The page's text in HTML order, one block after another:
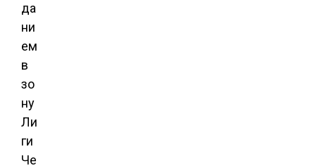
да
ни
ем
в
зо
ну
Ли
ги
Че